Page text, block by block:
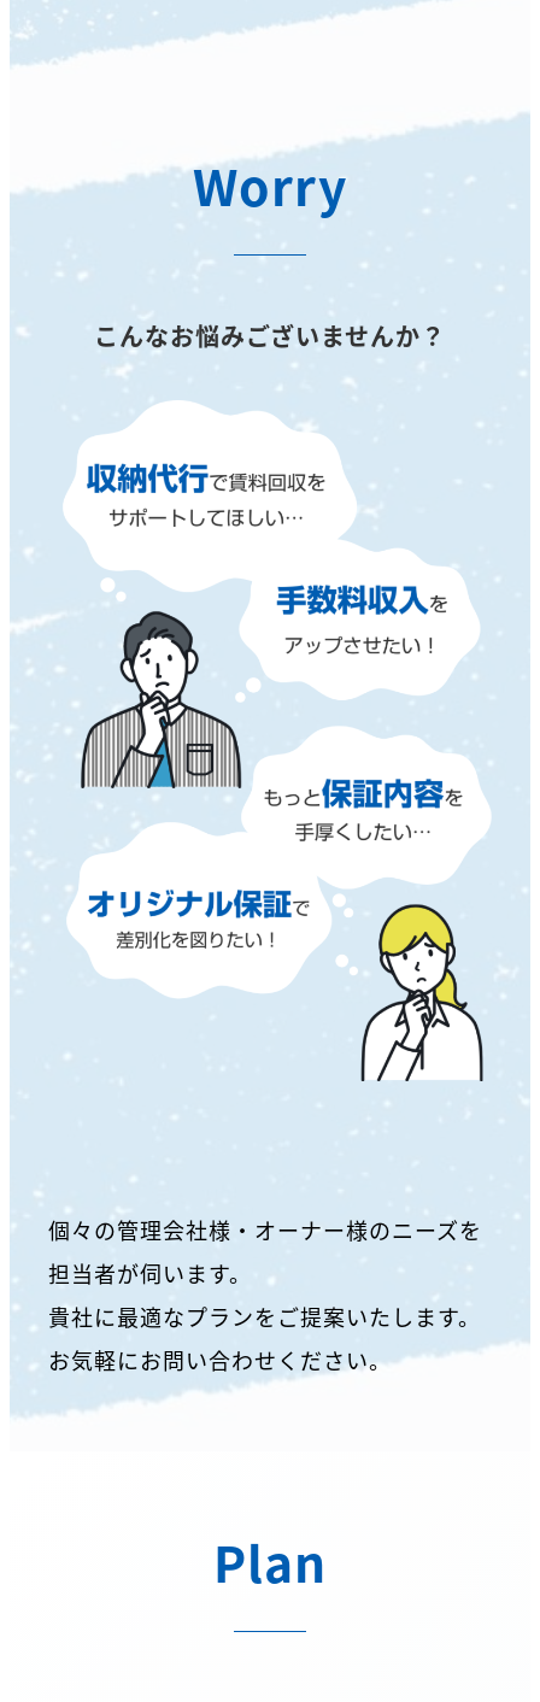
Worry
こんなお悩みございませんか？
個々の管理会社様・オーナー様のニーズを
担当者が伺います。
貴社に最適なプランをご提案いたします。
お気軽にお問い合わせください。
Plan